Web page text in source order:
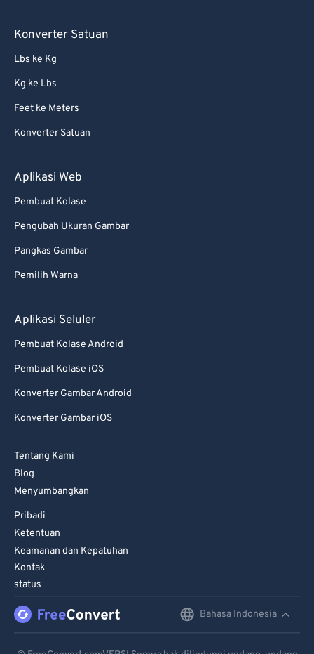
Konverter Satuan
Lbs ke Kg
Kg ke Lbs
Feet ke Meters
Konverter Satuan
Aplikasi Web
Pembuat Kolase
Pengubah Ukuran Gambar
Pangkas Gambar
Pemilih Warna
Aplikasi Seluler
Pembuat Kolase Android
Pembuat Kolase iOS
Konverter Gambar Android
Konverter Gambar iOS
Tentang Kami
Blog
Menyumbangkan
Pribadi
Ketentuan
Keamanan dan Kepatuhan
Kontak
status
Bahasa Indonesia